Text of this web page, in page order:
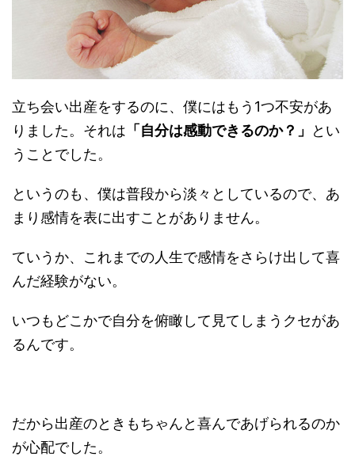
立ち会い出産をするのに、僕にはもう1つ不安があ
りました。それは 「自分は感動できるのか？」
とい
うことでした。
というのも、僕は普段から淡々としているので、あ
まり感情を表に出すことがありません。
ていうか、これまでの人生で感情をさらけ出して喜
んだ経験がない。
いつもどこかで自分を俯瞰して見てしまうクセがあ
るんです。
だから出産のときもちゃんと喜んであげられるのか
が心配でした。